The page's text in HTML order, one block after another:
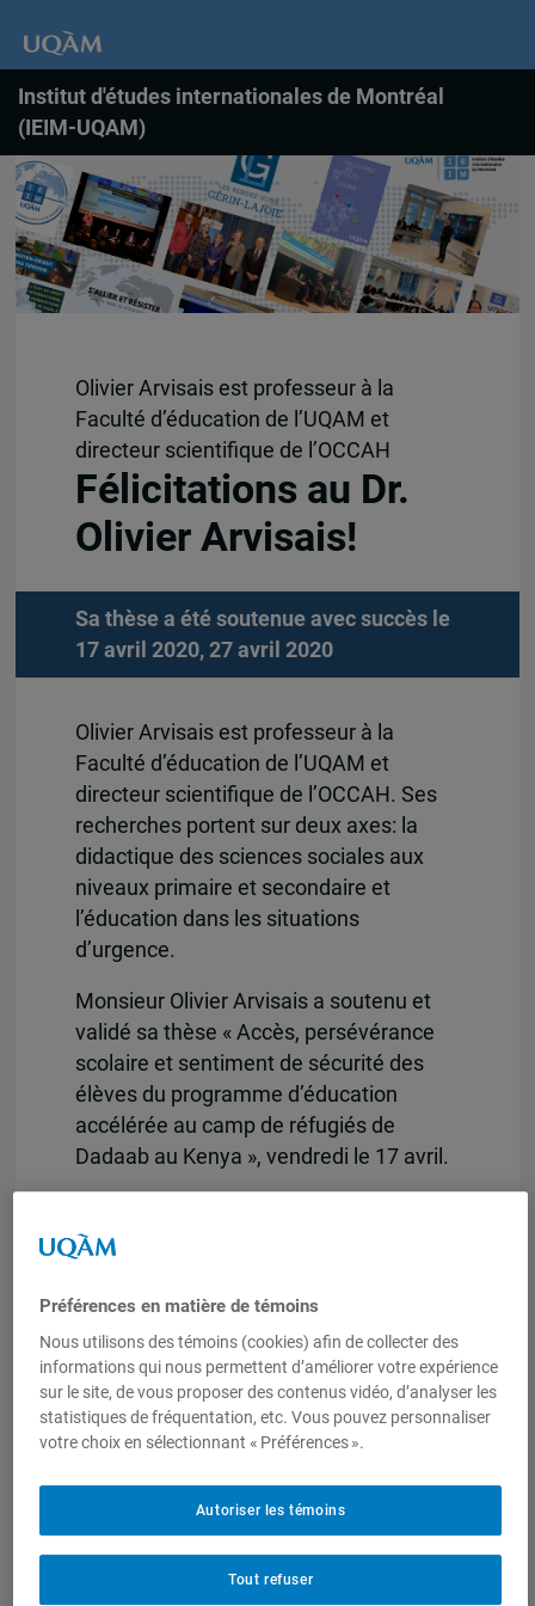
Institut d'études internationales de Montréal
(IEIM-UQAM)
Olivier Arvisais est professeur à la
Faculté d’éducation de l’UQAM et
directeur scientifique de l’OCCAH
Félicitations au Dr.
Olivier Arvisais!
Sa thèse a été soutenue avec succès le
17 avril 2020, 27 avril 2020
Olivier Arvisais est professeur à la
Faculté d’éducation de l’UQAM et
directeur scientifique de l’OCCAH. Ses
recherches portent sur deux axes: la
didactique des sciences sociales aux
niveaux primaire et secondaire et
l’éducation dans les situations
d’urgence.
Monsieur Olivier Arvisais a soutenu et
validé sa thèse « Accès, persévérance
scolaire et sentiment de sécurité des
élèves du programme d’éducation
accélérée au camp de réfugiés de
Dadaab au Kenya », vendredi le 17 avril.
Charland et François Audet, présente
les connaissances sur les programmes
d’éducation dans les camps de réfugiés.
Spécifiquement, elle s’intéresse aux
raisons qui empêchent les enfants et les
jeunes de poursuivre leurs études dans
accélérée du camp de réfugiés de
Dadaab au Kenya. Les connaissances
produites dans le cadre de cette étude
permettent de mieux comprendre les
Préférences en matière de témoins
Nous utilisons des témoins (cookies) afin de collecter des
informations qui nous permettent d’améliorer votre expérience
sur le site, de vous proposer des contenus vidéo, d’analyser les
statistiques de fréquentation, etc. Vous pouvez personnaliser
votre choix en sélectionnant « Préférences ».
Tout refuser
Autoriser les témoins